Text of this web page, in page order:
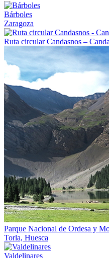
Bárboles
Zaragoza
Ruta circular Candasnos –
Parque Nacional de Ordesa y
Torla, Huesca
Valdelinares